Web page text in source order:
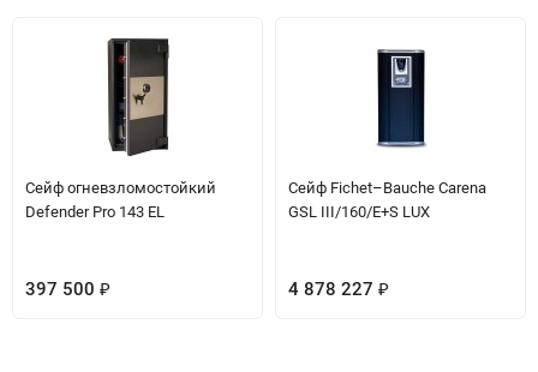
Сейф огневзломостойкий
Defender Pro 143 EL
397 500 ₽
Сейф Fichet–Bauche Carena
GSL III/160/E+S LUX
4 878 227 ₽